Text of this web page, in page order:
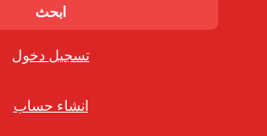
تسجيل دخول
انشاء حساب